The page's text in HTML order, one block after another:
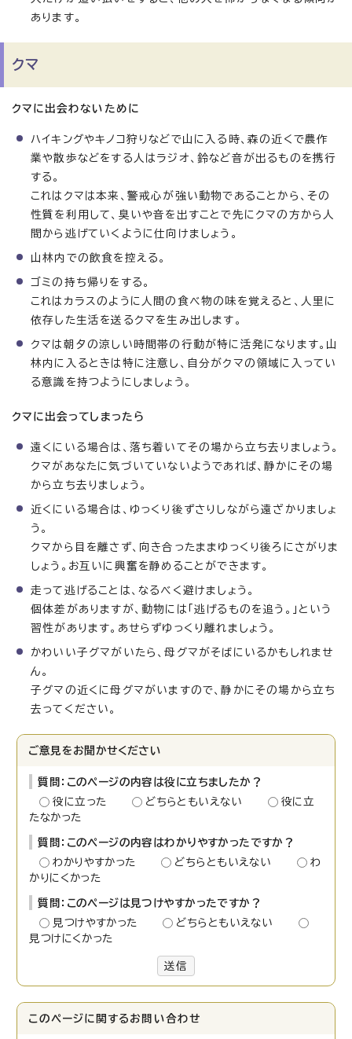
あります。
クマ
クマに出会わないために
ハイキングやキノコ狩りなどで山に入る時、森の近くで農作
業や散歩などをする人はラジオ、鈴など音が出るものを携行
する。
これはクマは本来、警戒心が強い動物であることから、その
性質を利用して、臭いや音を出すことで先にクマの方から人
間から逃げていくように仕向けましょう。
山林内での飲食を控える。
ゴミの持ち帰りをする。
これはカラスのように人間の食べ物の味を覚えると、人里に
依存した生活を送るクマを生み出します。
クマは朝夕の涼しい時間帯の行動が特に活発になります。山
林内に入るときは特に注意し、自分がクマの領域に入ってい
る意識を持つようにしましょう。
クマに出会ってしまったら
遠くにいる場合は、落ち着いてその場から立ち去りましょう。
クマがあなたに気づいていないようであれば、静かにその場
から立ち去りましょう。
近くにいる場合は、ゆっくり後ずさりしながら遠ざかりましょ
う。
クマから目を離さず、向き合ったままゆっくり後ろにさがりま
しょう。お互いに興奮を静めることができます。
走って逃げることは、なるべく避けましょう。
個体差がありますが、動物には「逃げるものを追う。」という
習性があります。あせらずゆっくり離れましょう。
かわいい子グマがいたら、母グマがそばにいるかもしれませ
ん。
子グマの近くに母グマがいますので、静かにその場から立ち
去ってください。
ご意見をお聞かせください
質問：このページの内容は役に立ちましたか？
役に立った
どちらともいえない
役に立
たなかった
質問：このページの内容はわかりやすかったですか？
わかりやすかった
どちらともいえない
わ
かりにくかった
質問：このページは見つけやすかったですか？
見つけやすかった
どちらともいえない
見つけにくかった
送信
このページに関する お問い合わせ